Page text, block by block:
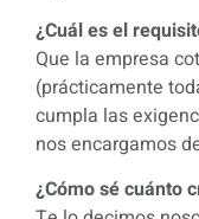
¿Cuál es el
Que la empresa
(prácticamente
cumpla las
nos encargamos
¿Cómo sé cuánto